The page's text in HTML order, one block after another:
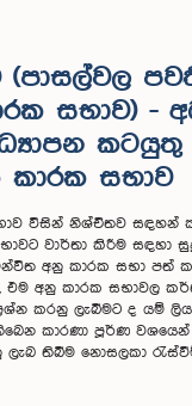
(පාසල්වල
සභාව) -
කාරක සභාව
විසින් නිශ්චිතව සඳහන්
වාර්තා කිරීම සඳහා
අනු කාරක සභා පත්
අනු කාරක සභාවල
කරනු ලැබීමට ද යම්
කාරණා පූර්ණ වශයෙන්
තිබීම නොසලකා